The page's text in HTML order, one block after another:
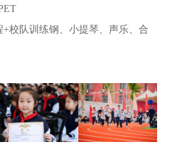
校队训练钢、小提琴、声乐、合